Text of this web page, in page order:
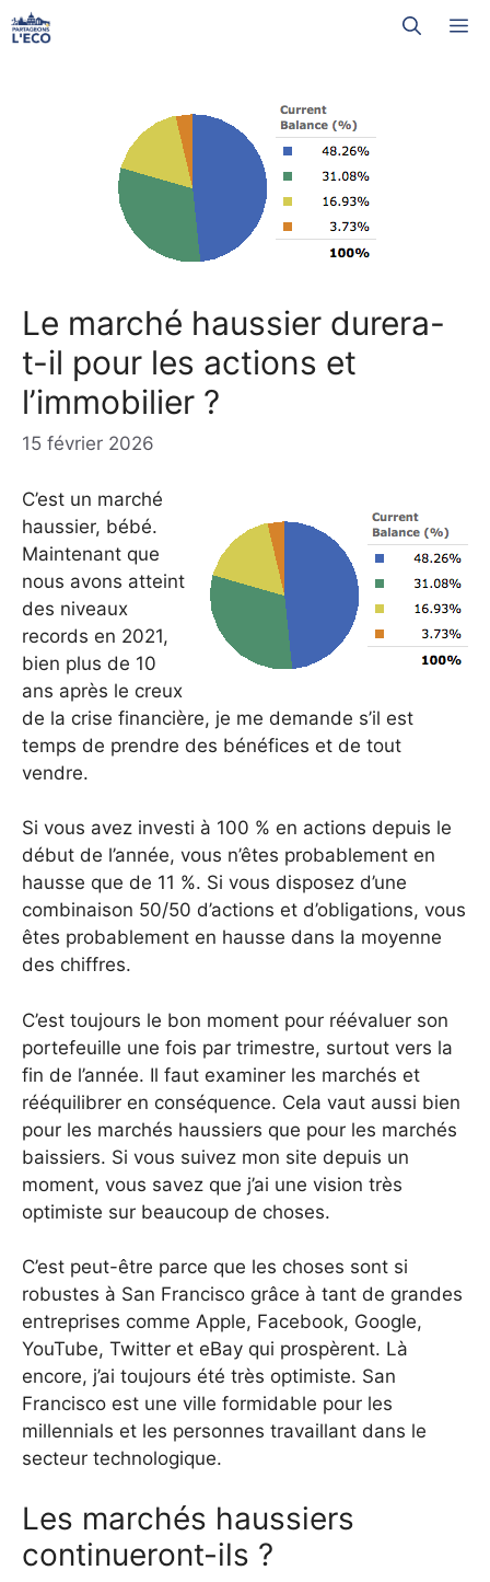
Aller
au
Le marché haussier durera-
t-il pour les actions et
l’immobilier ?
15 février 2026
C’est un marché
haussier, bébé.
Maintenant que
nous avons atteint
des niveaux
records en 2021,
bien plus de 10
ans après le creux
de la crise financière, je me demande s’il est
temps de prendre des bénéfices et de tout
vendre.
Si vous avez investi à 100 % en actions depuis le
début de l’année, vous n’êtes probablement en
hausse que de 11 %. Si vous disposez d’une
combinaison 50/50 d’actions et d’obligations, vous
êtes probablement en hausse dans la moyenne
des chiffres.
C’est toujours le bon moment pour réévaluer son
portefeuille une fois par trimestre, surtout vers la
fin de l’année. Il faut examiner les marchés et
rééquilibrer en conséquence. Cela vaut aussi bien
pour les marchés haussiers que pour les marchés
baissiers. Si vous suivez mon site depuis un
moment, vous savez que j’ai une vision très
optimiste sur beaucoup de choses.
C’est peut-être parce que les choses sont si
robustes à San Francisco grâce à tant de grandes
entreprises comme Apple, Facebook, Google,
YouTube, Twitter et eBay qui prospèrent. Là
encore, j’ai toujours été très optimiste. San
Francisco est une ville formidable pour les
millennials et les personnes travaillant dans le
secteur technologique.
Les marchés haussiers
continueront-ils ?